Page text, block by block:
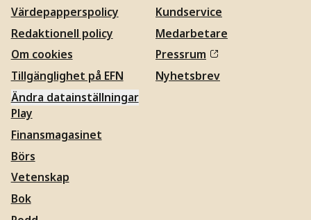
Värdepapperspolicy
Redaktionell policy
Om cookies
Tillgänglighet på EFN
Ändra datainställningar
Kundservice
Medarbetare
Pressrum
Nyhetsbrev
Play
Finansmagasinet
Börs
Vetenskap
Bok